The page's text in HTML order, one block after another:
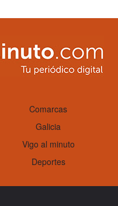
Comarcas
Galicia
Vigo al minuto
Deportes